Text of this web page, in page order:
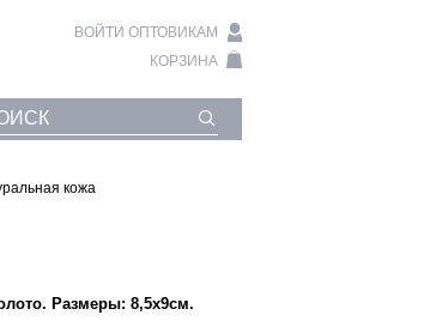
ВОЙТИ ОПТОВИКАМ
КОРЗИНА
кожа
Размеры: 8,5х9см.